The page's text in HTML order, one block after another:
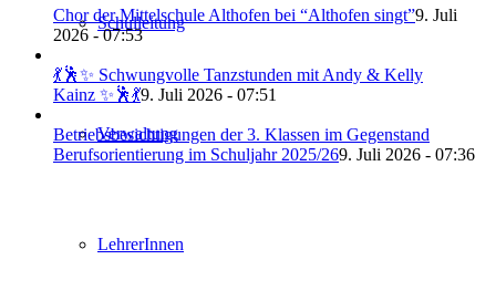
Schulleitung
Verwaltung
LehrerInnen
Chor der Mittelschule Althofen bei “Althofen singt”9. Juli
2026 - 07:53
💃🕺✨ Schwungvolle Tanzstunden mit Andy & Kelly
Kainz ✨🕺💃9. Juli 2026 - 07:51
Betriebsbesichtigungen der 3. Klassen im Gegenstand
Berufsorientierung im Schuljahr 2025/269. Juli 2026 - 07:36